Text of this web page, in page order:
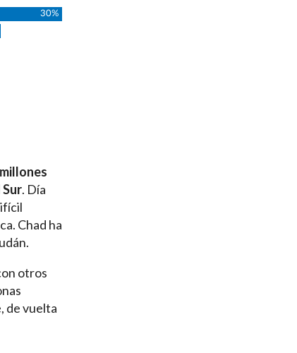
. Día
Chad ha
otros
de vuelta